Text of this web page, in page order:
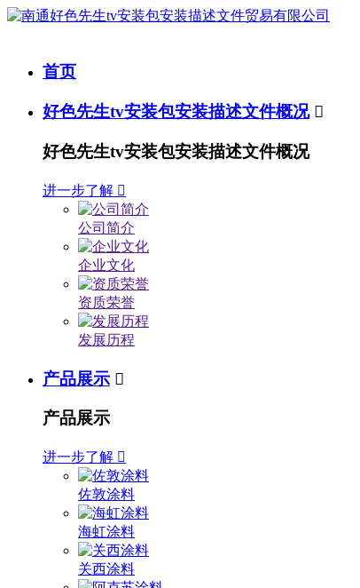
首页
好色先生tv安装包安装描述文件概况 
好色先生tv安装包安装描述文件概况
进一步了解 
公司简介
企业文化
资质荣誉
发展历程
产品展示 
产品展示
进一步了解 
佐敦涂料
海虹涂料
关西涂料